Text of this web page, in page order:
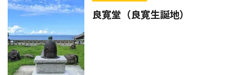
良寛堂（良寛生誕地）